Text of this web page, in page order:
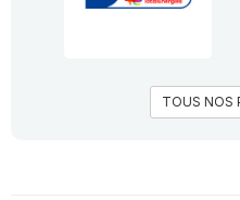
TOUS NOS